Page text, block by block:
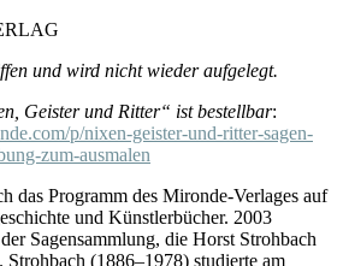
und wird nicht wieder aufgelegt.
Geister und Ritter“ ist bestellbar:
p/nixen-geister-und-ritter-sagen-
zum-ausmalen
das Programm des Mironde-Verlages auf
und Künstlerbücher. 2003
Sagensammlung, die Horst Strohbach
(1886–1978) studierte am